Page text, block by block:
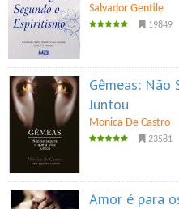
Salvador Gentile
19849
Gêmeas: Não
Juntou
Monica De Castro
23581
Amor é para